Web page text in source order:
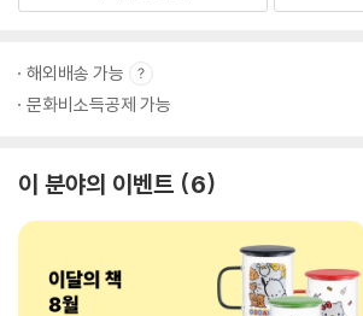
해외배송 가능
문화비소득공제 가능
이 분야의 이벤트 6